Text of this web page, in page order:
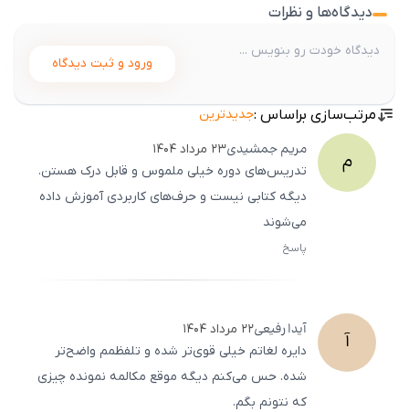
دیدگاه‌ها و نظرات
ورود و ثبت دیدگاه
مرتب‌سازی براساس :جدیدترین
م مریمجمشیدی۲۳ مرداد ۱۴۰۴
تدریس‌های دوره خیلی ملموس و قابل درک هستن.
دیگه کتابی نیست و حرف‌های کاربردی آموزش داده
می‌شوند
پاسخ
آ آیدارفیعی۲۲ مرداد ۱۴۰۴
دایره لغاتم خیلی قوی‌تر شده و تلفظمم واضح‌تر
شده. حس می‌کنم دیگه موقع مکالمه نمونده چیزی
که نتونم بگم.